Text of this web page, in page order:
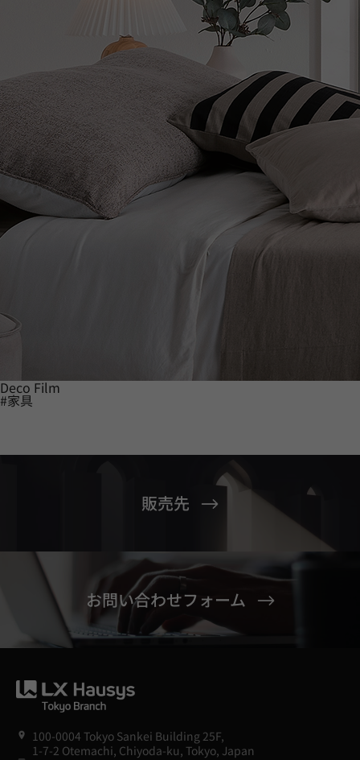
Deco Film
#家具
販売先
お問い合わせフォーム
100-0004 Tokyo Sankei Building 25F,
1-7-2 Otemachi, Chiyoda-ku, Tokyo, Japan